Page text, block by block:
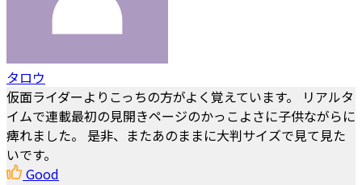
タロウ
仮面ライダーよりこっちの方がよく覚えています。 リアルタ
イムで連載最初の見開きページのかっこよさに子供ながらに
痺れました。 是非、またあのままに大判サイズで見て見た
いです。
Good